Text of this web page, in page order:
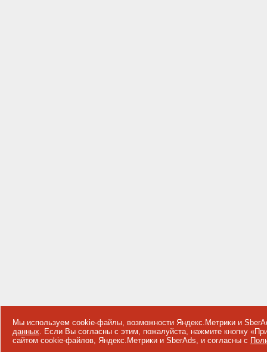
Мы используем cookie-файлы, возможности Яндекс.Метрики и
данных. Если Вы согласны с этим, пожалуйста, нажмите кнопку
сайтом cookie-файлов, Яндекс.Метрики и SberAds, и согласны с